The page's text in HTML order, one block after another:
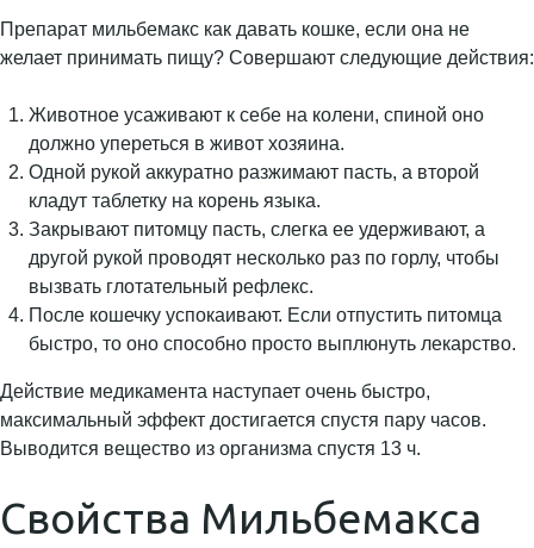
Препарат мильбемакс как давать кошке, если она не
желает принимать пищу? Совершают следующие действия:
Животное усаживают к себе на колени, спиной оно
должно упереться в живот хозяина.
Одной рукой аккуратно разжимают пасть, а второй
кладут таблетку на корень языка.
Закрывают питомцу пасть, слегка ее удерживают, а
другой рукой проводят несколько раз по горлу, чтобы
вызвать глотательный рефлекс.
После кошечку успокаивают. Если отпустить питомца
быстро, то оно способно просто выплюнуть лекарство.
Действие медикамента наступает очень быстро,
максимальный эффект достигается спустя пару часов.
Выводится вещество из организма спустя 13 ч.
Свойства Мильбемакса